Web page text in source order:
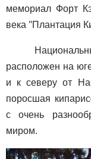
мемориал Форт
века "Плантация
расположен на
и к северу от
поросшая
с очень
миром.